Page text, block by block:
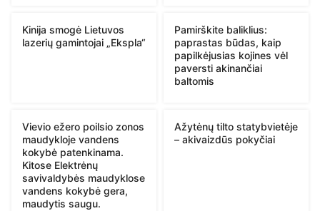
Kinija smogė Lietuvos
lazerių gamintojai „Ekspla“
Pamirškite baliklius:
paprastas būdas, kaip
papilkėjusias kojines vėl
paversti akinančiai
baltomis
Vievio ežero poilsio zonos
maudykloje vandens
kokybė patenkinama.
Kitose Elektrėnų
savivaldybės maudyklose
vandens kokybė gera,
maudytis saugu.
Ažytėnų tilto statybvietėje
– akivaizdūs pokyčiai